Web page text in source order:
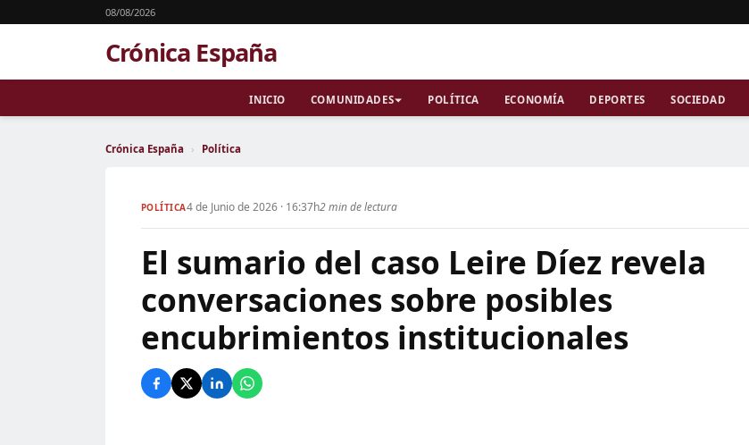
08/08/2026
Crónica España
INICIO COMUNIDADES POLÍTICA ECONOMÍA DEPORTES SOCIEDAD
Crónica España › Política
POLÍTICA4 de Junio de 2026 · 16:37h2 min de lectura
El sumario del caso Leire Díez revela
conversaciones sobre posibles
encubrimientos institucionales